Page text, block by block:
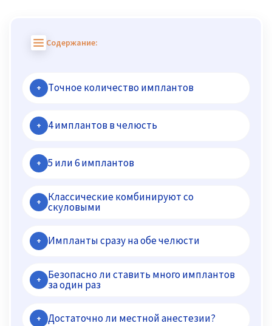
Содержание:
+ Tочное количество имплантов
+ 4 имплантов в челюсть
+ 5 или 6 имплантов
+ Классические комбинируют со
скуловыми
+ Импланты сразу на обе челюсти
+ Безопасно ли ставить много имплантов
за один раз
+ Достаточно ли местной анестезии?